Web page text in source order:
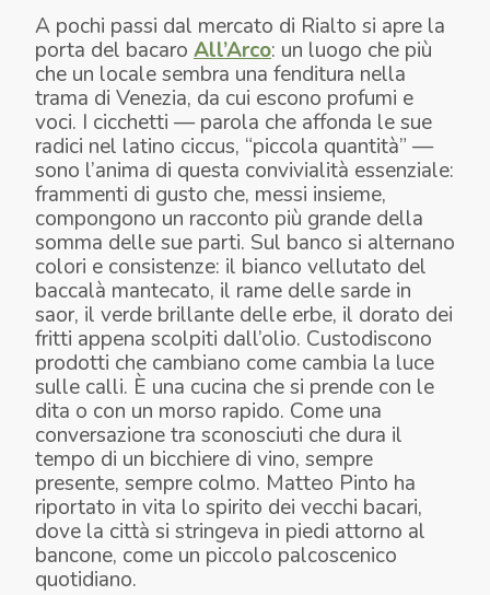
A pochi passi dal mercato di Rialto si apre la
porta del bacaro All’Arco: un luogo che più
che un locale sembra una fenditura nella
trama di Venezia, da cui escono profumi e
voci. I cicchetti — parola che affonda le sue
radici nel latino ciccus, “piccola quantità” —
sono l’anima di questa convivialità essenziale:
frammenti di gusto che, messi insieme,
compongono un racconto più grande della
somma delle sue parti. Sul banco si alternano
colori e consistenze: il bianco vellutato del
baccalà mantecato, il rame delle sarde in
saor, il verde brillante delle erbe, il dorato dei
fritti appena scolpiti dall’olio. Custodiscono
prodotti che cambiano come cambia la luce
sulle calli. È una cucina che si prende con le
dita o con un morso rapido. Come una
conversazione tra sconosciuti che dura il
tempo di un bicchiere di vino, sempre
presente, sempre colmo. Matteo Pinto ha
riportato in vita lo spirito dei vecchi bacari,
dove la città si stringeva in piedi attorno al
bancone, come un piccolo palcoscenico
quotidiano.